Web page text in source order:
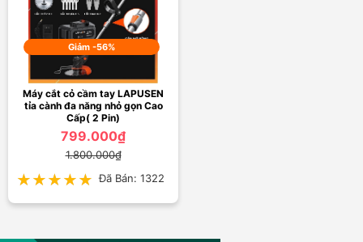
Giảm -56%
Máy cắt cỏ cầm tay LAPUSEN
tỉa cành đa năng nhỏ gọn Cao
Cấp( 2 Pin)
799.000₫
1.800.000₫
★★★★★
★★★★★ Đã Bán: 1322